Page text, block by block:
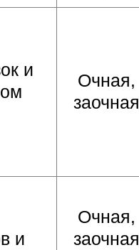
и
Очная,
заочная
и
Очная,
заочная